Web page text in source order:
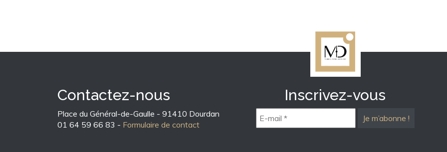
Contactez-nous
Place du Général-de-Gaulle - 91410 Dourdan
01 64 59 66 83 - Formulaire de contact
Inscrivez-vous